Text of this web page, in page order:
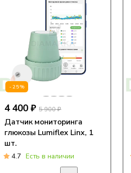
-25%
4 400 ₽ 5 900 ₽
Датчик мониторинга
глюкозы Lumiflex Linx, 1
шт.
4.7 Есть в наличии